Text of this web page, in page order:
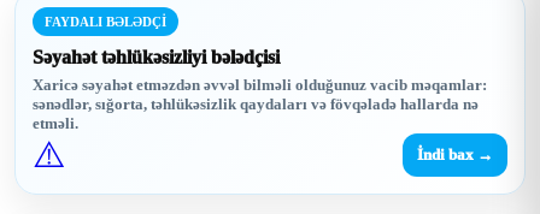
FAYDALI BƏLƏDÇİ
Səyahət təhlükəsizliyi bələdçisi
Xaricə səyahət etməzdən əvvəl bilməli olduğunuz vacib məqamlar:
sənədlər, sığorta, təhlükəsizlik qaydaları və fövqəladə hallarda nə
etməli.
⚠️ İndi bax →